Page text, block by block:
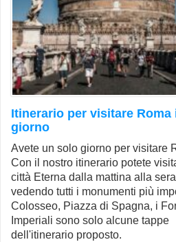
Itinerario per visitare Roma
giorno
Avete un solo giorno per visitare
Con il nostro itinerario potete
città Eterna dalla mattina alla
vedendo tutti i monumenti più
Colosseo, Piazza di Spagna, i
Imperiali sono solo alcune tappe
dell'itinerario proposto.